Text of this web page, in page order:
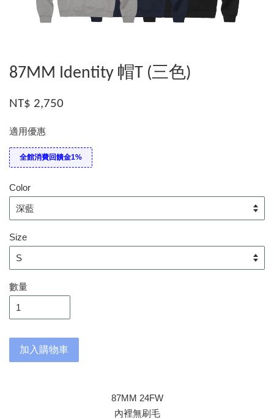
87MM Identity 帽T (三色)
NT$ 2,750
適用優惠
全館消費回饋金1%
Color
Size
數量
加入購物車
87MM 24FW
內裡無刷毛